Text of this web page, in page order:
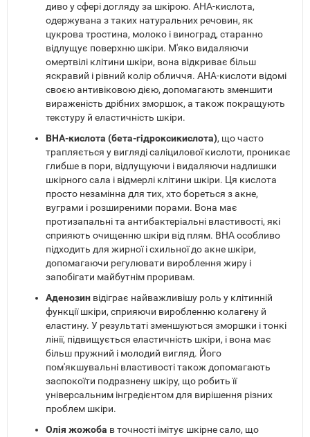
диво у сфері догляду за шкірою. AHA-кислота,
одержувана з таких натуральних речовин, як
цукрова тростина, молоко і виноград, старанно
відлущує поверхню шкіри. М'яко видаляючи
омертвілі клітини шкіри, вона відкриває більш
яскравий і рівний колір обличчя. AHA-кислоти відомі
своєю антивіковою дією, допомагають зменшити
вираженість дрібних зморшок, а також покращують
текстуру й еластичність шкіри.
BHA-кислота (бета-гідроксикислота), що часто
трапляється у вигляді саліцилової кислоти, проникає
глибше в пори, відлущуючи і видаляючи надлишки
шкірного сала і відмерлі клітини шкіри. Ця кислота
просто незамінна для тих, хто бореться з акне,
вуграми і розширеними порами. Вона має
протизапальні та антибактеріальні властивості, які
сприяють очищенню шкіри від плям. BHA особливо
підходить для жирної і схильної до акне шкіри,
допомагаючи регулювати вироблення жиру і
запобігати майбутнім проривам.
Аденозин відіграє найважливішу роль у клітинній
функції шкіри, сприяючи виробленню колагену й
еластину. У результаті зменшуються зморшки і тонкі
лінії, підвищується еластичність шкіри, і вона має
більш пружний і молодий вигляд. Його
пом'якшувальні властивості також допомагають
заспокоїти подразнену шкіру, що робить її
універсальним інгредієнтом для вирішення різних
проблем шкіри.
Олія жожоба в точності імітує шкірне сало, що